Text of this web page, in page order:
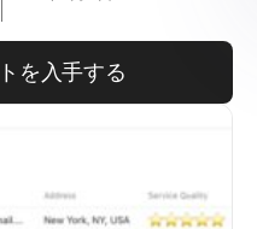
を入手する